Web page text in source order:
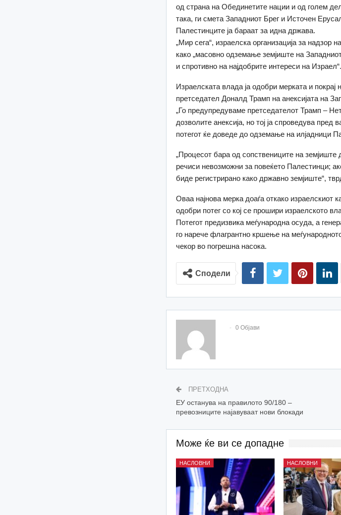
од страна на Обединетите нации и од голем
така, ги смета Западниот Брег и Источен
Палестинците ја бараат за идна држава.
„Мир сега“, израелска организација за надзор
како „масовно одземање земјиште на
и спротивно на најдобрите интереси на Израел“.
Израелската влада ја одобри мерката и
претседател Доналд Трамп на анексијата на
„Го предупредуваме претседателот Трамп –
дозволите анексија, но тој ја спроведува пред
потегот ќе доведе до одземање на илјадници
„Процесот бара од сопствениците на
речиси невозможни за повеќето Палестинци;
биде регистрирано како државно земјиште“,
Оваа најнова мерка доаѓа откако израелскиот
одобри потег со кој се прошири израелското
Потегот предизвика меѓународна осуда, а
го нарече флагрантно кршење на
чекор во погрешна насока.
Сподели
0 Објави
ПРЕТХОДНА
ЕУ останува на правилото 90/180 –
превозниците најавуваат нови блокади
Може ќе ви се допадне
НАСЛОВНИ НАСЛОВНИ